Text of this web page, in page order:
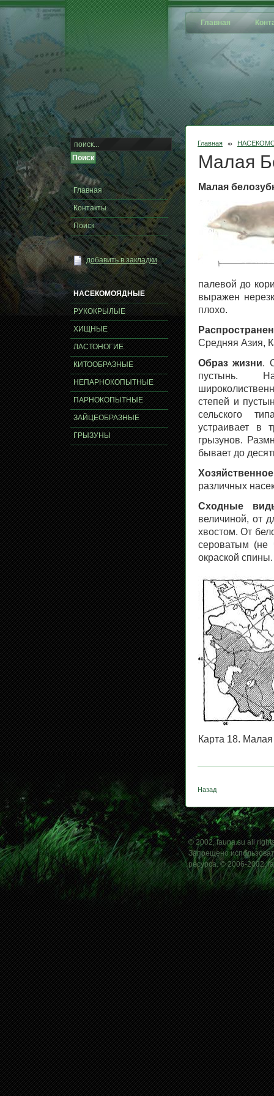
Главная
Главная
Малая
Малая
палевой до
выражен
плохо.
Средняя Азия,
Образ жизни.
пустынь.
степей и
сельского
устраивает в
грызунов.
бывает до
различных
Сходные
величиной, от
хвостом. От
сероватым (не
окраской спины.
Карта 18. Малая
Назад
Главная
Контакты
Поиск
добавить в закладки
НАСЕКОМОЯДНЫЕ
РУКОКРЫЛЫЕ
ХИЩНЫЕ
ЛАСТОНОГИЕ
КИТООБРАЗНЫЕ
НЕПАРНОКОПЫТНЫЕ
ПАРНОКОПЫТНЫЕ
ЗАЙЦЕОБРАЗНЫЕ
ГРЫЗУНЫ
© 2002, fauna.su all
Запрещено
ресурса. © 2006-2002,